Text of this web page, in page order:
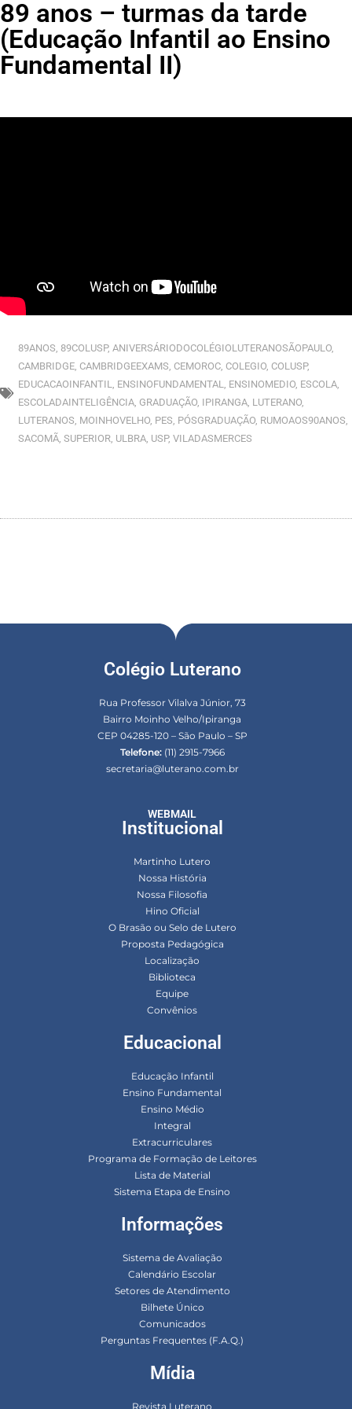
89 anos – turmas da tarde
(Educação Infantil ao Ensino
Fundamental II)
89ANOS 89COLUSP, ANIVERSÁRIODOCOLÉGIOLUTERANOSÃOPAULO
CAMBRIDGE CAMBRIDGEEXAMS CEMOROC COLEGIO COLUSP,
EDUCACAOINFANTIL
ENSINOFUNDAMENTAL ENSINOMEDIO ESCOLA
ESCOLADAINTELIGÊNCIA GRADUAÇÃO IPIRANGA LUTERANO
LUTERANOS MOINHOVELHO PES PÓSGRADUAÇÃO RUMOAOS90ANOS
SACOMÃ SUPERIOR ULBRA USP, VILADASMERCES
Colégio Luterano
Rua Professor Vilalva Júnior, 73
Bairro Moinho Velho/Ipiranga
CEP 04285-120 – São Paulo – SP
Telefone:(11) 2915-7966
secretaria@luterano.com.br
WEBMAIL
Institucional
Martinho Lutero
Nossa História
Nossa Filosofia
Hino Oficial
O Brasão ou Selo de Lutero
Proposta Pedagógica
Localização
Biblioteca
Equipe
Convênios
Educacional
Educação Infantil
Ensino Fundamental
Ensino Médio
Integral
Extracurriculares
Programa de Formação de Leitores
Lista de Material
Sistema Etapa de Ensino
Informações
Sistema de Avaliação
Calendário Escolar
Setores de Atendimento
Bilhete Único
Comunicados
Perguntas Frequentes (F.A.Q.)
Mídia
Revista Luterano